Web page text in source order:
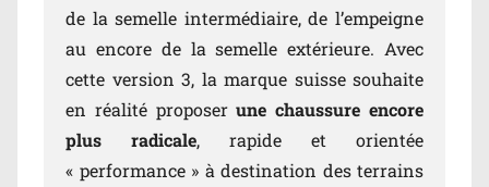
de la semelle intermédiaire, de l’empeigne
au encore de la semelle extérieure. Avec
cette version 3, la marque suisse souhaite
en réalité proposerune chaussure encore
plus radicale, rapide et orientée
« performance » à destination des terrains